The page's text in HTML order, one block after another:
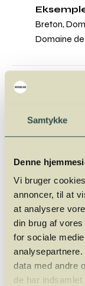
Samtykke
Denne
Vi bruger
annoncer, til at
at analysere
din brug af
for sociale
data med andre
de har indsamlet
Breton,
Domaine